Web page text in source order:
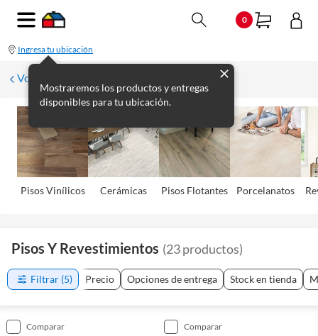
0
Ingresa tu ubicación
Mostraremos los productos y entregas
disponibles para tu ubicación.
Volver
Pisos Viní­licos Cerámicas Pisos Flotantes Porcelanatos
Pisos Y Revestimientos (23productos)
Filtrar (5) Precio Opciones de entrega Stock en tienda
comparar comparar